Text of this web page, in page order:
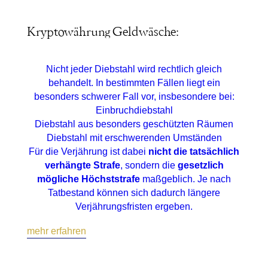
Kryptowährung Geldwäsche:
Nicht jeder Diebstahl wird rechtlich gleich
behandelt. In bestimmten Fällen liegt ein
besonders schwerer Fall vor, insbesondere bei:
Einbruchdiebstahl
Diebstahl aus besonders geschützten Räumen
Diebstahl mit erschwerenden Umständen
Für die Verjährung ist dabei nicht die tatsächlich
verhängte Strafe, sondern die gesetzlich
mögliche Höchststrafe maßgeblich. Je nach
Tatbestand können sich dadurch längere
Verjährungsfristen ergeben.
mehr erfahren